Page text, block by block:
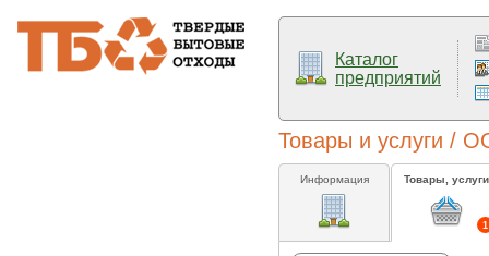
Каталог
предприятий
Товары и услуги /
Информация
1
Товары, услуги